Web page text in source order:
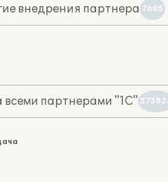
внедрения партнера 7605
всеми партнерами "1С"